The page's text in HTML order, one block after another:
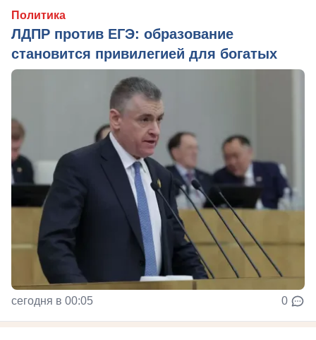
Политика
ЛДПР против ЕГЭ: образование
становится привилегией для богатых
сегодня в 00:05 0